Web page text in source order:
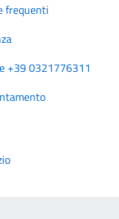
frequenti
+39 0321776311